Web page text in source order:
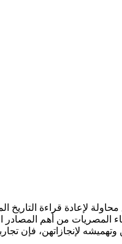
محاولة لإعادة قراءة
من أهم المصادر
وتهميشه لإنجازاتهن،